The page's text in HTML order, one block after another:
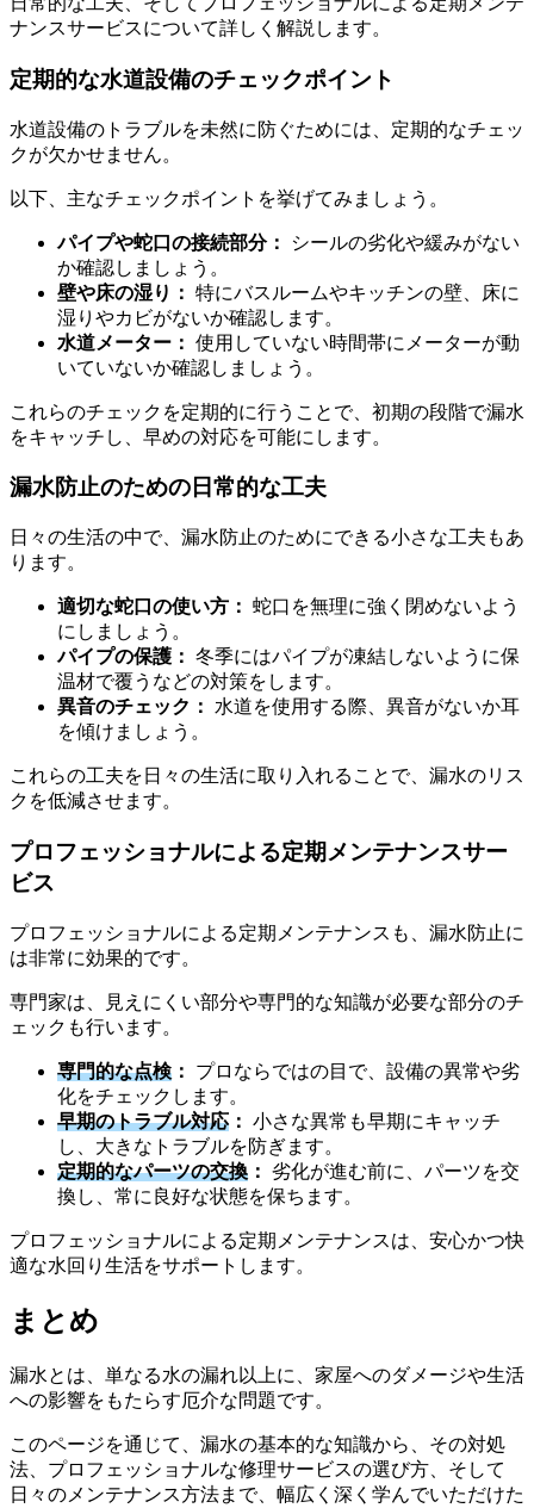
ナンスサービスについて詳しく解説します。
定期的な水道設備のチェックポイント
水道設備のトラブルを未然に防ぐためには、定期的なチェッ
クが欠かせません。
以下、主なチェックポイントを挙げてみましょう。
パイプや蛇口の接続部分：
シールの劣化や緩みがない
か確認しましょう。
壁や床の湿り： 特にバスルームやキッチンの壁、床に
湿りやカビがないか確認します。
水道メーター： 使用していない時間帯にメーターが動
いていないか確認しましょう。
これらのチェックを定期的に行うことで、初期の段階で漏水
をキャッチし、早めの対応を可能にします。
漏水防止のための日常的な工夫
日々の生活の中で、漏水防止のためにできる小さな工夫もあ
ります。
適切な蛇口の使い方： 蛇口を無理に強く閉めないよう
にしましょう。
パイプの保護： 冬季にはパイプが凍結しないように保
温材で覆うなどの対策をします。
異音のチェック：
水道を使用する際、異音がないか耳
を傾けましょう。
これらの工夫を日々の生活に取り入れることで、漏水のリス
クを低減させます。
プロフェッショナルによる定期メンテナンスサー
ビス
プロフェッショナルによる定期メンテナンスも、漏水防止に
は非常に効果的です。
専門家は、見えにくい部分や専門的な知識が必要な部分のチ
ェックも行います。
専門的な点検 ：
プロならではの目で、設備の異常や劣
化をチェックします。
早期のトラブル対応 ： 小さな異常も早期にキャッチ
し、大きなトラブルを防ぎます。
定期的なパーツの交換 ： 劣化が進む前に、パーツを交
換し、常に良好な状態を保ちます。
プロフェッショナルによる定期メンテナンスは、安心かつ快
適な水回り生活をサポートします。
まとめ
漏水とは、単なる水の漏れ以上に、家屋へのダメージや生活
への影響をもたらす厄介な問題です。
このページを通じて、漏水の基本的な知識から、その対処
法、プロフェッショナルな修理サービスの選び方、そして
日々のメンテナンス方法まで、幅広く深く学んでいただけた